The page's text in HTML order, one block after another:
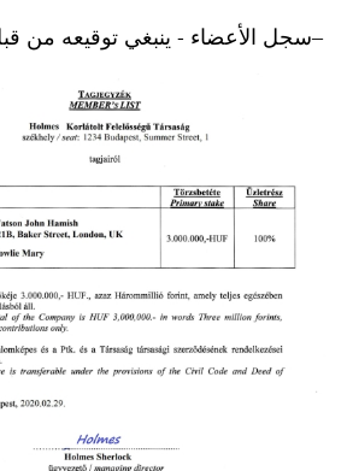
سجل الأعضاء - ينبغي توقيعه من